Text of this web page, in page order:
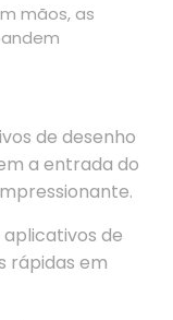
mãos, as
de desenho
a entrada do
de
rápidas em